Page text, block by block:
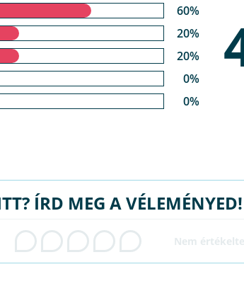
60%
20%
20%
0%
0%
ÍRD MEG A VÉLEMÉNYED!